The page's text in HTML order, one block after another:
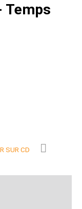
Temps
SUR CD